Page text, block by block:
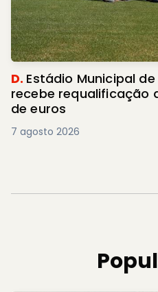
D. Estádio Municipal
recebe requalificação
de euros
7 agosto 2026